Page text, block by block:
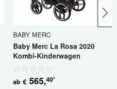
BABY MERC
Baby Merc La Rosa 2020
Kombi-Kinderwagen
ab € 565,40*